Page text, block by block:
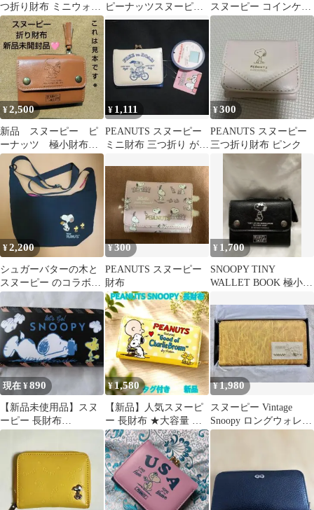
つ折り財布 ミニウォレ
ット その1
ピーナッツスヌーピー
シティ シグネチャート
スヌーピー コインケー
ス 財布 イエロー
¥2,500
新品 スヌーピー ピ
ーナッツ 極小財布
極小財布ブック ブラ
ウン 折り財布 財布
¥ 1,111
PEANUTS スヌーピー
ミニ財布 三つ折り がま
¥300
PEANUTS スヌーピー
三つ折り財布 ピンク
¥2,200
シュガーバターの木と
スヌーピー のコラボ
ショルダーバック
¥300
PEANUTS スヌーピー
財布
¥ 1,700
SNOOPY TINY
WALLET BOOK 極小財
現在 ¥890
【新品未使用品】スヌ
ーピー 長財布
PEANUTS
¥1,580
【新品】人気スヌーピ
ー 長財布 ★大容量 ラ
ウンドジップ
PEANUTS★
¥1,980
スヌーピー Vintage
Snoopy ロングウォレッ
ト(長財布)